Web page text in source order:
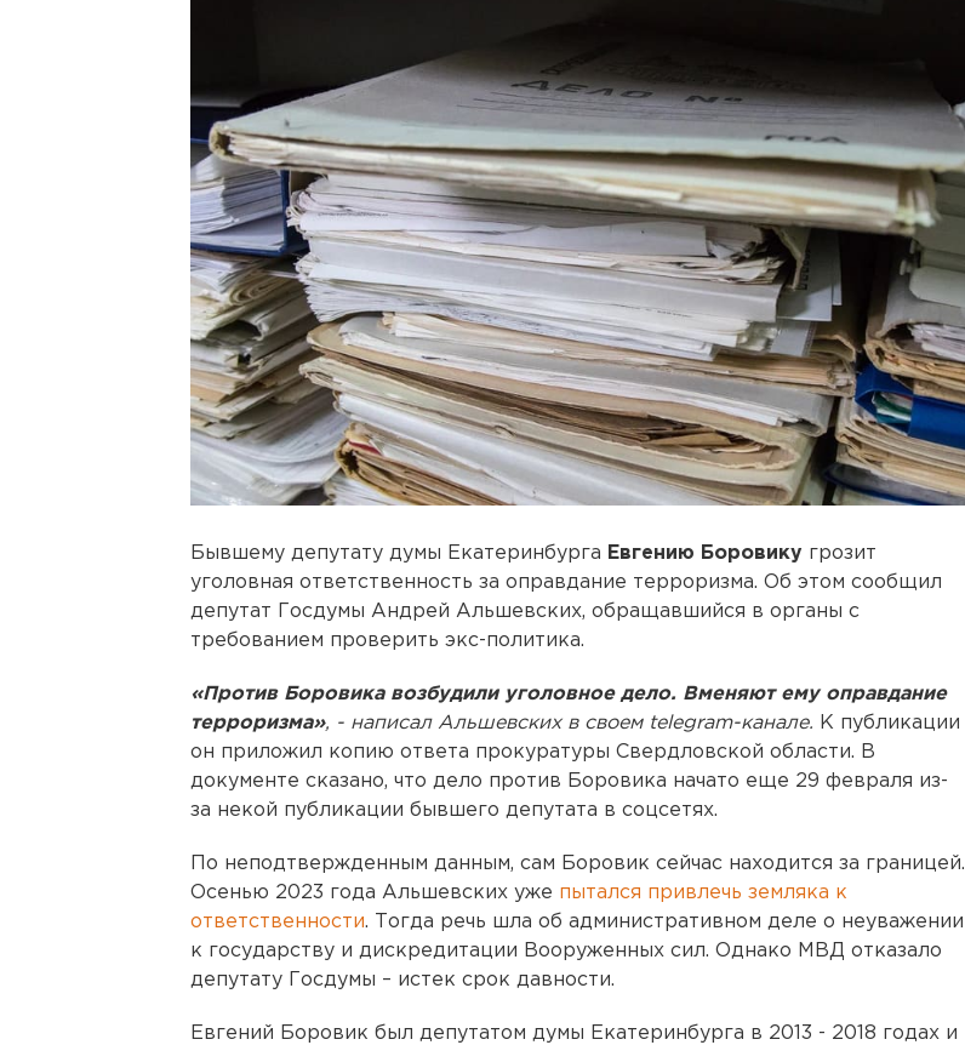
Бывшему депутату думы Екатеринбурга Евгению Боровику грозит
уголовная ответственность за оправдание терроризма. Об этом сообщил
депутат Госдумы Андрей Альшевских, обращавшийся в органы с
требованием проверить экс-политика.
«Против Боровика возбудили уголовное дело. Вменяют ему оправдание
терроризма», - написал Альшевских в своем telegram-канале. К публикации
он приложил копию ответа прокуратуры Свердловской области. В
документе сказано, что дело против Боровика начато еще 29 февраля из-
за некой публикации бывшего депутата в соцсетях.
По неподтвержденным данным, сам Боровик сейчас находится за границей.
Осенью 2023 года Альшевских уже пытался привлечь земляка к
ответственности. Тогда речь шла об административном деле о неуважении
к государству и дискредитации Вооруженных сил. Однако МВД отказало
депутату Госдумы – истек срок давности.
Евгений Боровик был депутатом думы Екатеринбурга в 2013 - 2018 годах и